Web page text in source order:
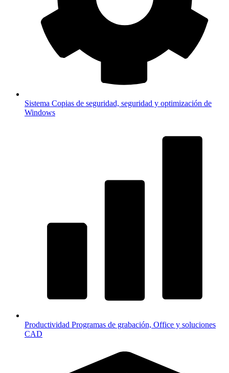
Sistema Copias de seguridad, seguridad y optimización de
Windows
Productividad Programas de grabación, Office y soluciones
CAD